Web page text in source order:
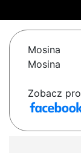
Mosina
Mosina
Zobacz